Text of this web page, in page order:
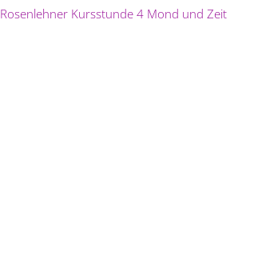
Kursstunde 4 Mond und Zeit